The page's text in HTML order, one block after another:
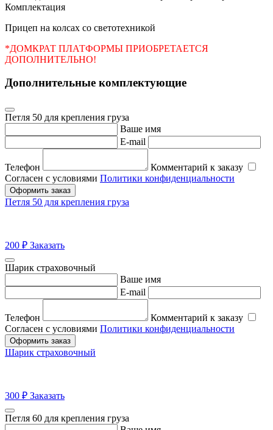
Комплек­тация
Прицеп на колсах со светотехникой
*ДОМКРАТ ПЛАТФОРМЫ ПРИОБРЕТАЕТСЯ
ДОПОЛНИТЕЛЬНО!
Дополнительные комплектующие
Петля 50 для крепления груза
Ваше имя
E-mail
Телефон
Комментарий к заказу
Согласен с условиями Политики конфиденциальности
Оформить заказ
Петля 50 для крепления груза
200 ₽ Заказать
Шарик страховочный
Ваше имя
E-mail
Телефон
Комментарий к заказу
Согласен с условиями Политики конфиденциальности
Оформить заказ
Шарик страховочный
300 ₽ Заказать
Петля 60 для крепления груза